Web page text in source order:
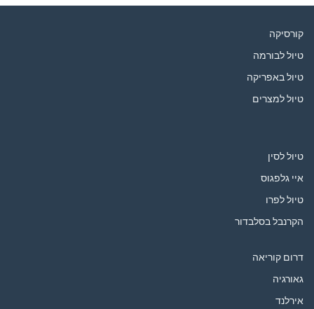
קורסיקה
טיול לבורמה
טיול באפריקה
טיול למצרים
טיול לסין
איי גלפגוס
טיול לפרו
הקרנבל בסלבדור
דרום קוריאה
גאורגיה
אירלנד